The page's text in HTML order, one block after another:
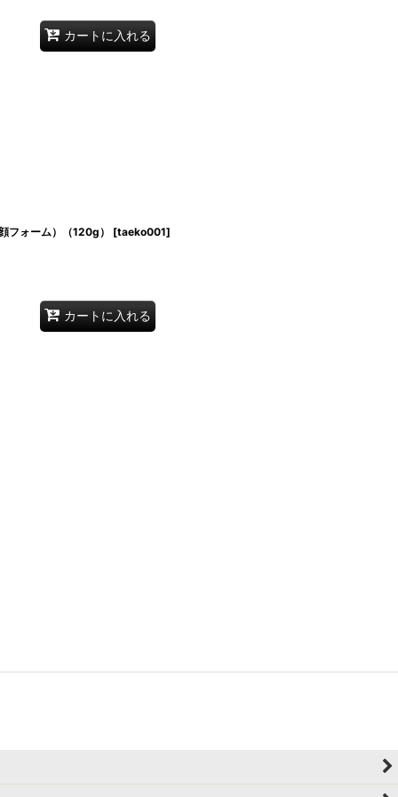
カートに入れる
フォーム）（120g） [taeko001]
カートに入れる